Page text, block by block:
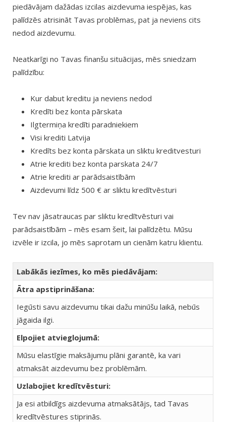
piedāvājam dažādas izcilas aizdevuma iespējas, kas
palīdzēs atrisināt Tavas problēmas, pat ja neviens cits
nedod aizdevumu.
Neatkarīgi no Tavas finanšu situācijas, mēs sniedzam
palīdzību:
Kur dabut kreditu ja neviens nedod
Kredīti bez konta pārskata
Ilgtermiņa kredīti paradniekiem
Visi krediti Latvija
Kredīts bez konta pārskata un sliktu kreditvesturi
Atrie krediti bez konta parskata 24/7
Atrie krediti ar parādsaistībām
Aizdevumi līdz 500 € ar sliktu kredītvēsturi
Tev nav jāsatraucas par sliktu kredītvēsturi vai
parādsaistībām – mēs esam šeit, lai palīdzētu. Mūsu
izvēle ir izcila, jo mēs saprotam un cienām katru klientu.
Labākās iezīmes, ko mēs piedāvājam:
Ātra apstiprināšana:
Iegūsti savu aizdevumu tikai dažu minūšu laikā, nebūs
jāgaida ilgi.
Elpojiet atvieglojumā:
Mūsu elastīgie maksājumu plāni garantē, ka vari
atmaksāt aizdevumu bez problēmām.
Uzlabojiet kredītvēsturi:
Ja esi atbildīgs aizdevuma atmaksātājs, tad Tavas
kredītvēstures stiprinās.